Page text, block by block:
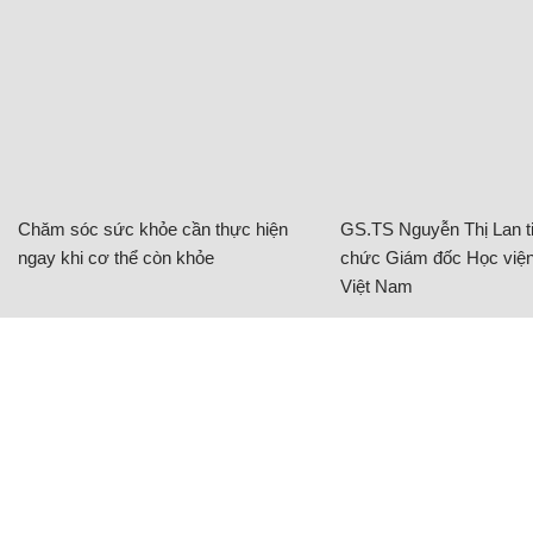
Chăm sóc sức khỏe cần thực hiện
ngay khi cơ thể còn khỏe
GS.TS Nguyễn Thị Lan
chức Giám đốc Học
Việt Nam